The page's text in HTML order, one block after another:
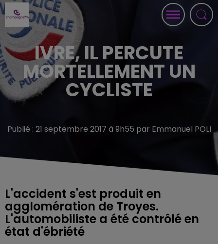
IVRE, IL PERCUTE
MORTELLEMENT UN
CYCLISTE
Publié : 21 septembre 2017 à 9h55 par Emmanuel POLI
L'accident s'est produit en
agglomération de Troyes.
L'automobiliste a été contrôlé en
état d'ébriété